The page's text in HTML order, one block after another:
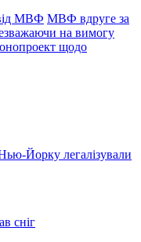
МВФ МВФ вдруге за
на вимогу
щодо
Йорку легалізували
сніг